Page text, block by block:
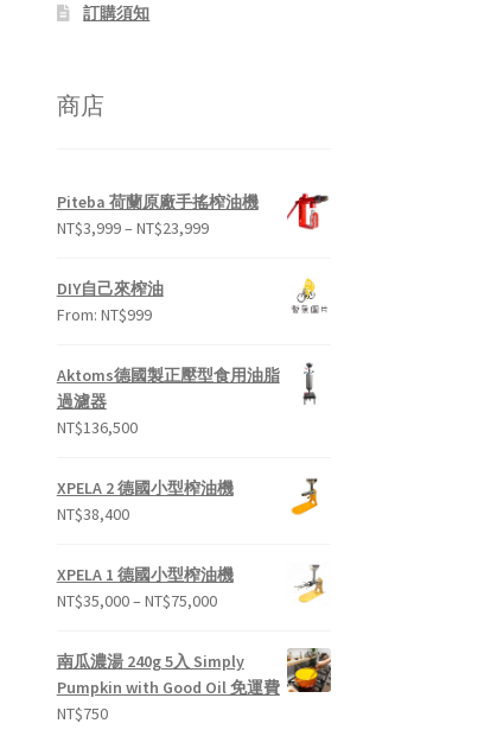
訂購須知
商店
Piteba 荷蘭原廠手搖榨油機
NT$3,999– NT$23,999
DIY自己來榨油
From: NT$999
Aktoms德國製正壓型食用油脂
過濾器
NT$136,500
XPELA 2 德國小型榨油機
NT$38,400
XPELA 1 德國小型榨油機
NT$35,000– NT$75,000
南瓜濃湯 240g 5入 Simply
Pumpkin with Good Oil 免運費
NT$750